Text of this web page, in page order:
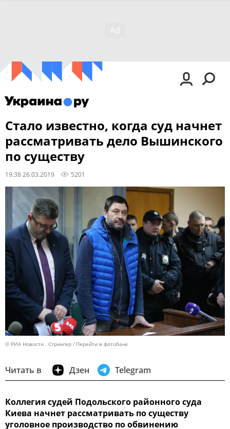
Стало известно, когда суд начнет
рассматривать дело Вышинского
по существу
19:38 26.03.2019 5201
© РИА Новости . Стрингер Перейти в фотобанк
Читать в Дзен Telegram
Коллегия судей Подольского районного суда
Киева начнет рассматривать по существу
уголовное производство по обвинению